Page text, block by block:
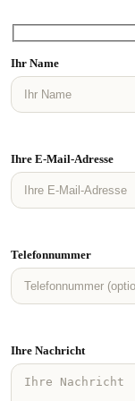
Ihr Name
Ihre E-Mail-Adresse
Telefonnummer
Ihre Nachricht